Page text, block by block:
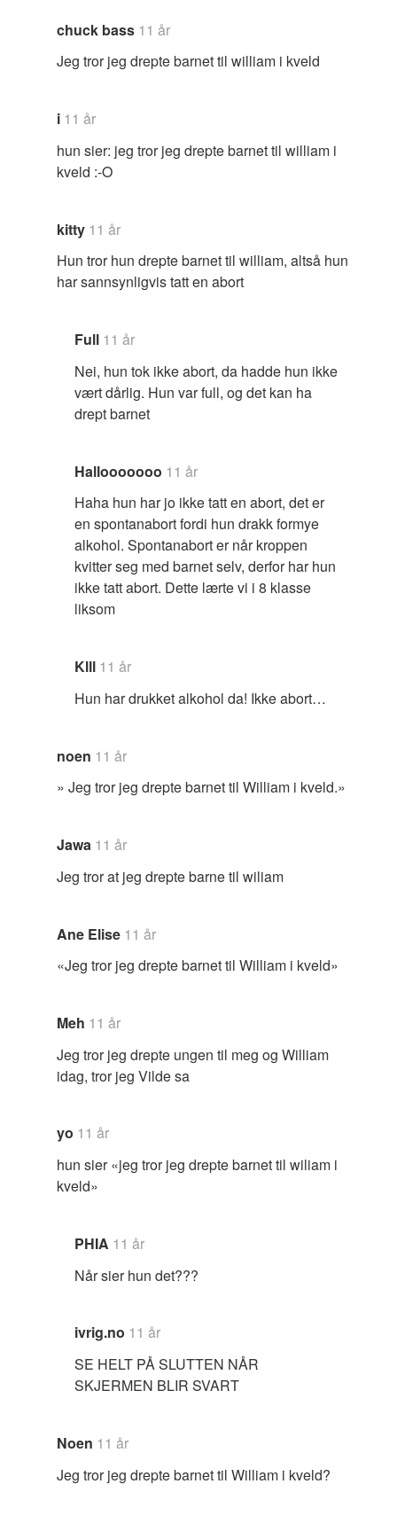
chuck bass 11 år
Jeg tror jeg drepte barnet til william i kveld
i 11 år
hun sier: jeg tror jeg drepte barnet til william i
kveld :-O
kitty 11 år
Hun tror hun drepte barnet til william, altså hun
har sannsynligvis tatt en abort
Full 11 år
Nei, hun tok ikke abort, da hadde hun ikke
vært dårlig. Hun var full, og det kan ha
drept barnet
Hallooooooo 11 år
Haha hun har jo ikke tatt en abort, det er
en spontanabort fordi hun drakk formye
alkohol. Spontanabort er når kroppen
kvitter seg med barnet selv, derfor har hun
ikke tatt abort. Dette lærte vi i 8 klasse
liksom
Klll 11 år
Hun har drukket alkohol da! Ikke abort…
noen 11 år
» Jeg tror jeg drepte barnet til William i kveld.»
Jawa 11 år
Jeg tror at jeg drepte barne til wiliam
Ane Elise 11 år
«Jeg tror jeg drepte barnet til William i kveld»
Meh 11 år
Jeg tror jeg drepte ungen til meg og William
idag, tror jeg Vilde sa
yo 11 år
hun sier «jeg tror jeg drepte barnet til wiliam i
kveld»
PHIA 11 år
Når sier hun det???
ivrig.no 11 år
SE HELT PÅ SLUTTEN NÅR
SKJERMEN BLIR SVART
Noen 11 år
Jeg tror jeg drepte barnet til William i kveld?